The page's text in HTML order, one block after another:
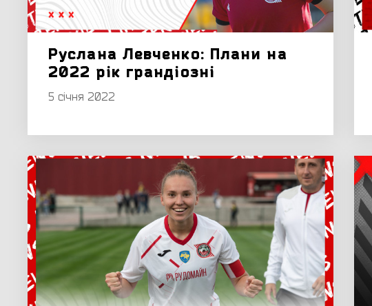
Руслана Левченко: Плани на
2022 рік грандіозні
5 січня 2022